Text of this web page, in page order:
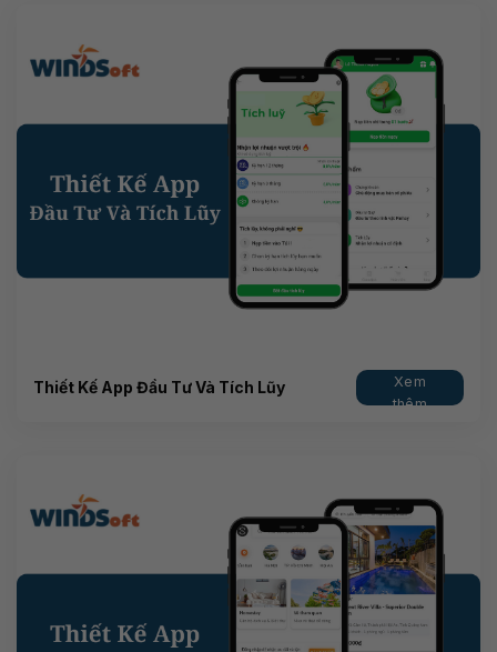
Thiết Kế App Đầu Tư Và Tích Lũy
Xem
thêm